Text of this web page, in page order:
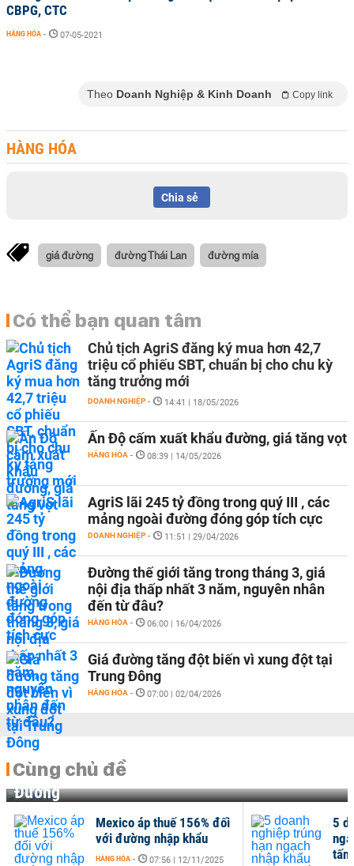
CBPG, CTC
HÀNG HÓA - 07-05-2021
Theo Doanh Nghiệp & Kinh Doanh Copy link
HÀNG HÓA
Chia sẻ
giá đường đường Thái Lan đường mía
Có thể bạn quan tâm
Chủ tịch AgriS đăng ký mua hơn 42,7
triệu cổ phiếu SBT, chuẩn bị cho chu kỳ
tăng trưởng mới
DOANH NGHIỆP - 14:41 | 18/05/2026
Ấn Độ cấm xuất khẩu đường, giá tăng vọt
HÀNG HÓA - 08:39 | 14/05/2026
AgriS lãi 245 tỷ đồng trong quý III , các
mảng ngoài đường đóng góp tích cực
DOANH NGHIỆP - 11:51 | 29/04/2026
Đường thế giới tăng trong tháng 3, giá
nội địa thấp nhất 3 năm, nguyên nhân
đến từ đâu?
HÀNG HÓA - 06:00 | 16/04/2026
Giá đường tăng đột biến vì xung đột tại
Trung Đông
HÀNG HÓA - 07:00 | 02/04/2026
Cùng chủ đề
Đường
Mexico áp thuế 156% đối
với đường nhập khẩu
HÀNG HÓA - 07:56 | 12/11/2025
5
tấn